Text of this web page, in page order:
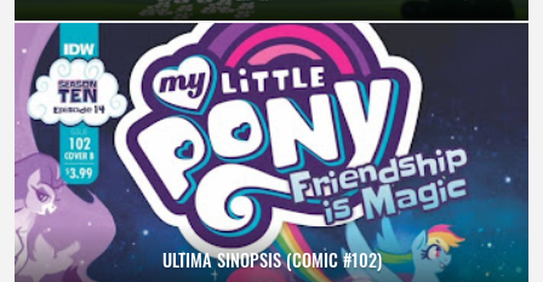
ULTIMA SINOPSIS (COMIC #102)